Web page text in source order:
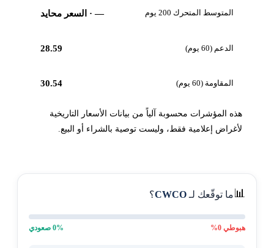
المتوسط المتحرك 200 يوم —· السعر محايد
الدعم (60 يوم) 28.59
المقاومة (60 يوم) 30.54
هذه المؤشرات محسوبة آلياً من بيانات الأسعار التاريخية
لأغراض إعلامية فقط، وليست توصية بالشراء أو البيع.
📊ما توقّعك لـCWCO؟
هبوطي0
%
0% صعودي